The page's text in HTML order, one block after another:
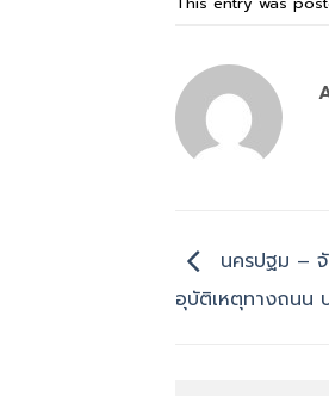
นครปฐม –
อุบัติเหตุทางถนน